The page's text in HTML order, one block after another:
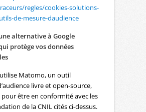
regles/cookies-solutions-
de-mesure-daudience
alternative à Google
protège vos données
Matomo, un outil
livre et open-source,
être en conformité avec les
de la CNIL cités ci-dessus.